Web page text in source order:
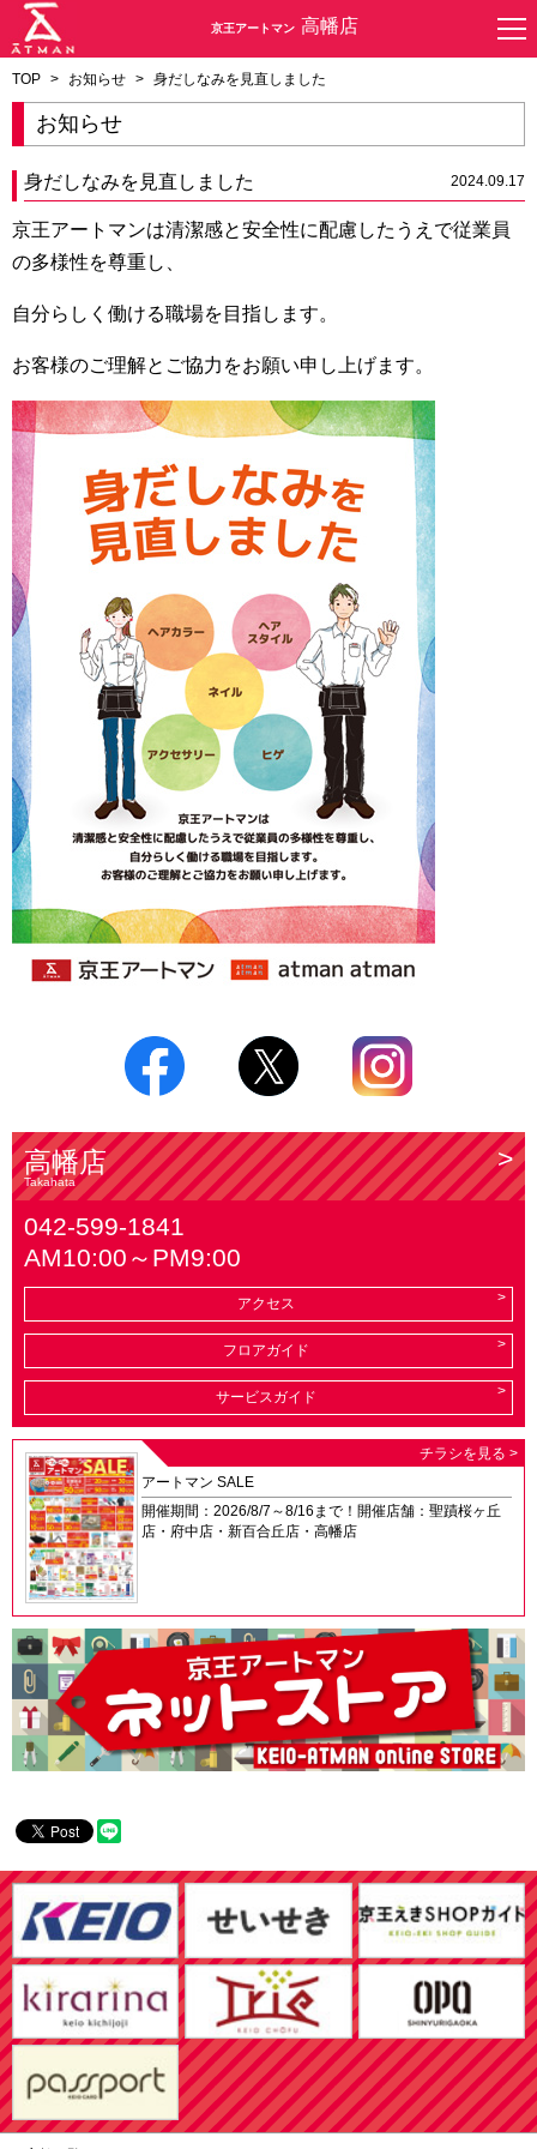
京王アートマン 高幡店
TOP > お知らせ > 身だしなみを見直しました
お知らせ
身だしなみを見直しました 2024.09.17
京王アートマンは清潔感と安全性に配慮したうえで従業員
の多様性を尊重し、
自分らしく働ける職場を目指します。
お客様のご理解とご協力をお願い申し上げます。
高幡店
Takahata
042-599-1841
AM10:00～PM9:00
アクセス
フロアガイド
サービスガイド
チラシを見る >
アートマン SALE
開催期間：2026/8/7～8/16まで！開催店舗：聖蹟桜ヶ丘
店・府中店・新百合丘店・高幡店